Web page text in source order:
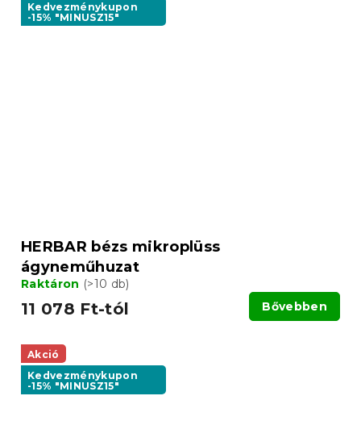
Kedvezménykupon
-15% "MINUSZ15"
HERBAR bézs mikroplüss
ágyneműhuzat
Raktáron (>10 db)
11 078 Ft-tól Bővebben
Akció
Kedvezménykupon
-15% "MINUSZ15"